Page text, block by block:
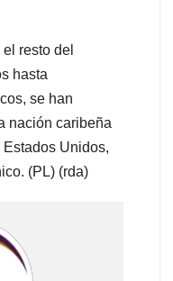
resto del
hasta
se han
nación caribeña
Unidos,
(PL) (rda)